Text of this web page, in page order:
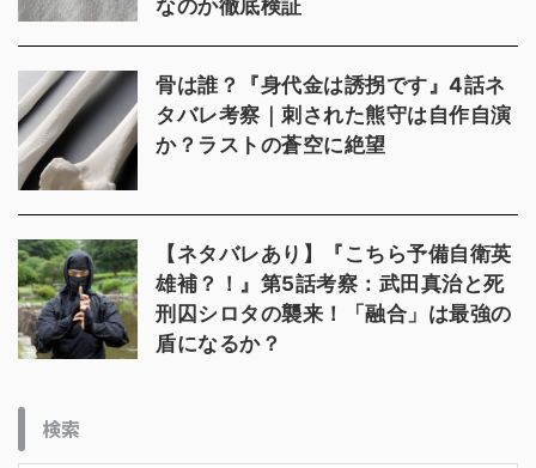
なのか徹底検証
骨は誰？『身代金は誘拐です』4話ネ
タバレ考察｜刺された熊守は自作自演
か？ラストの蒼空に絶望
【ネタバレあり】『こちら予備自衛英
雄補？！』第5話考察：武田真治と死
刑囚シロタの襲来！「融合」は最強の
盾になるか？
検索